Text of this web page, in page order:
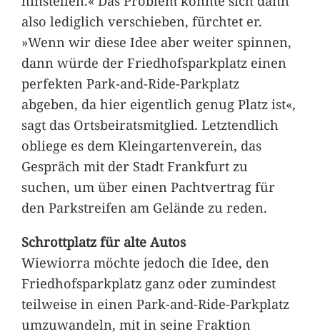
also lediglich verschieben, fürchtet er.
»Wenn wir diese Idee aber weiter spinnen,
dann würde der Friedhofsparkplatz einen
perfekten Park-and-Ride-Parkplatz
abgeben, da hier eigentlich genug Platz ist«,
sagt das Ortsbeiratsmitglied. Letztendlich
obliege es dem Kleingartenverein, das
Gespräch mit der Stadt Frankfurt zu
suchen, um über einen Pachtvertrag für
den Parkstreifen am Gelände zu reden.
Schrottplatz für alte Autos
Wiewiorra möchte jedoch die Idee, den
Friedhofsparkplatz ganz oder zumindest
teilweise in einen Park-and-Ride-Parkplatz
umzuwandeln, mit in seine Fraktion